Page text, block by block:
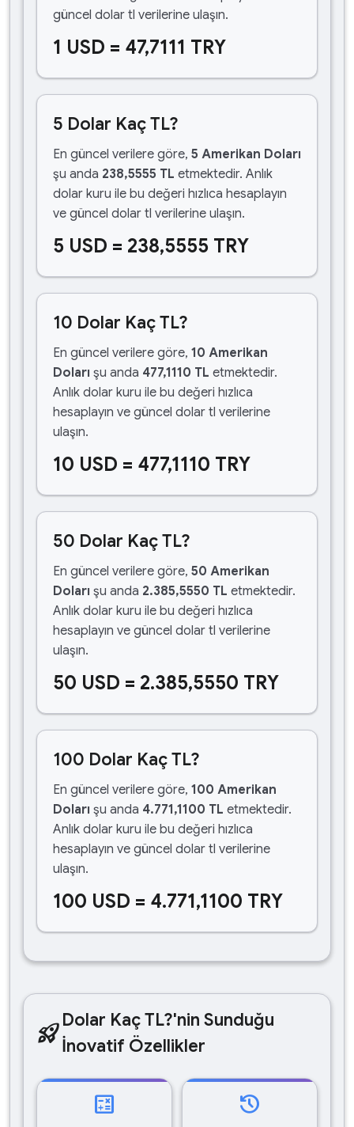
güncel dolar tl verilerine ulaşın.
1 USD = 47,7111 TRY
5 Dolar Kaç TL?
En güncel verilere göre, 5 Amerikan Doları
şu anda 238,5555 TL etmektedir. Anlık
dolar kuru ile bu değeri hızlıca hesaplayın
ve güncel dolar tl verilerine ulaşın.
5 USD = 238,5555 TRY
10 Dolar Kaç TL?
En güncel verilere göre, 10 Amerikan
Doları şu anda 477,1110 TL etmektedir.
Anlık dolar kuru ile bu değeri hızlıca
hesaplayın ve güncel dolar tl verilerine
ulaşın.
10 USD = 477,1110 TRY
50 Dolar Kaç TL?
En güncel verilere göre, 50 Amerikan
Doları şu anda 2.385,5550 TL etmektedir.
Anlık dolar kuru ile bu değeri hızlıca
hesaplayın ve güncel dolar tl verilerine
ulaşın.
50 USD = 2.385,5550 TRY
100 Dolar Kaç TL?
En güncel verilere göre, 100 Amerikan
Doları şu anda 4.771,1100 TL etmektedir.
Anlık dolar kuru ile bu değeri hızlıca
hesaplayın ve güncel dolar tl verilerine
ulaşın.
100 USD = 4.771,1100 TRY
rocket_launchDolar Kaç TL?'nin Sunduğu
İnovatif Özellikler
calculate history